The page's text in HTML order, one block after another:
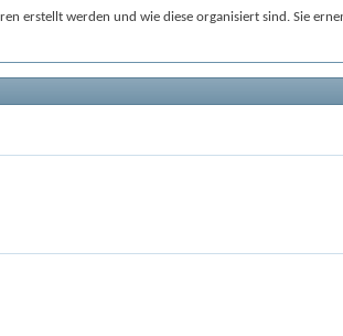
erstellt werden und wie diese organisiert sind. Sie